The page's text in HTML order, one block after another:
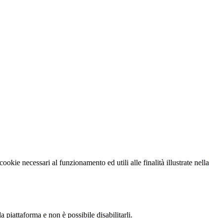
necessari al funzionamento ed utili alle finalità illustrate nella
piattaforma e non è possibile disabilitarli.